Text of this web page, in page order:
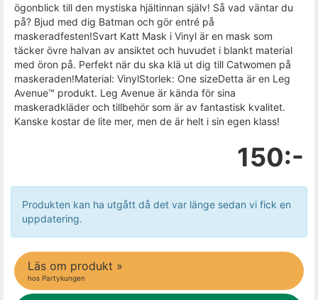
ögonblick till den mystiska hjältinnan själv! Så vad väntar du
på? Bjud med dig Batman och gör entré på
maskeradfesten!Svart Katt Mask i Vinyl är en mask som
täcker övre halvan av ansiktet och huvudet i blankt material
med öron på. Perfekt när du ska klä ut dig till Catwomen på
maskeraden!Material: VinylStorlek: One sizeDetta är en Leg
Avenue™ produkt. Leg Avenue är kända för sina
maskeradkläder och tillbehör som är av fantastisk kvalitet.
Kanske kostar de lite mer, men de är helt i sin egen klass!
150:-
Produkten kan ha utgått då det var länge sedan vi fick en
uppdatering.
Läs om produkt »
hos Partykungen